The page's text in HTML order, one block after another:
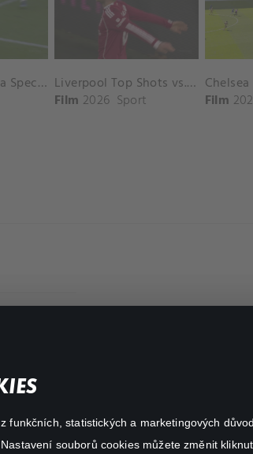
statistických a marketingových
souborů cookies můžete změnit
Aston Villa with a Spectacular Goal vs. Nottingham Forest
Liverpool Top Shots vs. Fulham
Film 2026 Sport
Film